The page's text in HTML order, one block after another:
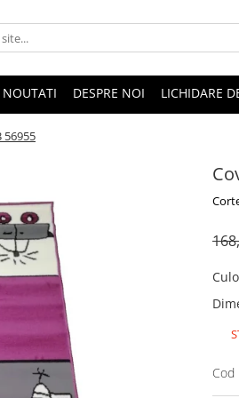
NOUTATI DESPRE NOI LICHIDARE
56955
Cod